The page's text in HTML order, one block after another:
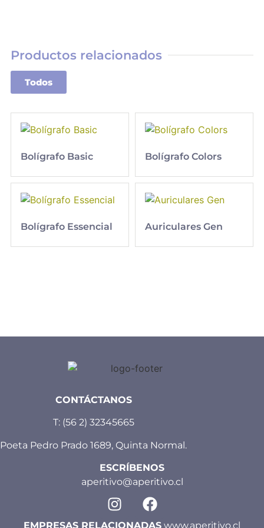
Productos relacionados
Todos
Bolígrafo Basic Bolígrafo Colors
Bolígrafo Essencial Auriculares Gen
CONTÁCTANOS
T: (56 2) 32345665
Poeta Pedro Prado 1689, Quinta Normal.
ESCRÍBENOS
aperitivo@aperitivo.cl
EMPRESAS RELACIONADAS www.aperitivo.cl